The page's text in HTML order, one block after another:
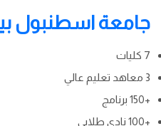
جامعة اسطنبول
7 كليات
3 معاهد تعليم عالي
+150 برنامج
+100 نادي طلابي